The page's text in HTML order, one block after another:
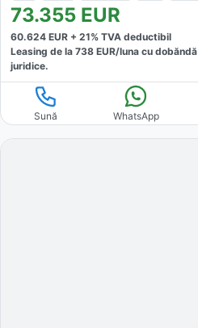
73.355 EUR
60.624 EUR + 21% TVA deductibil
Leasing de la 738 EUR/luna cu dobăndă
juridice.
Sună WhatsApp